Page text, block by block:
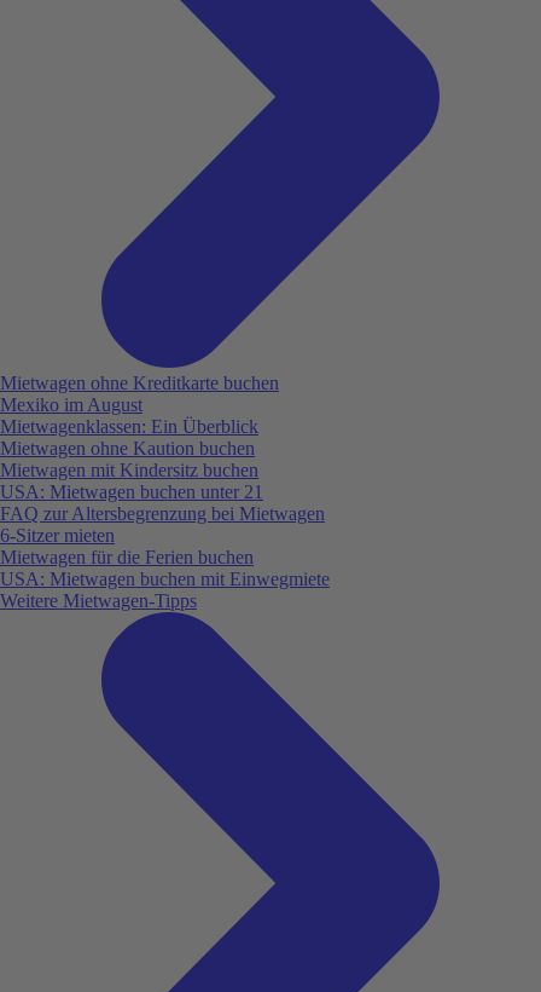
Mietwagen ohne Kreditkarte buchen
Mexiko im August
Mietwagenklassen: Ein Überblick
Mietwagen ohne Kaution buchen
Mietwagen mit Kindersitz buchen
USA: Mietwagen buchen unter 21
FAQ zur Altersbegrenzung bei Mietwagen
6-Sitzer mieten
Mietwagen für die Ferien buchen
USA: Mietwagen buchen mit Einwegmiete
Weitere Mietwagen-Tipps